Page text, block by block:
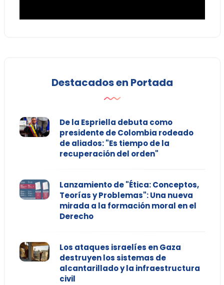
Destacados en Portada
De la Espriella debuta como
presidente de Colombia rodeado
de aliados: "Es tiempo de la
recuperación del orden"
Lanzamiento de "Ética: Conceptos,
Teorías y Problemas": Una nueva
mirada a la formación moral en el
Derecho
Los ataques israelíes en Gaza
destruyen los sistemas de
alcantarillado y la infraestructura
civil